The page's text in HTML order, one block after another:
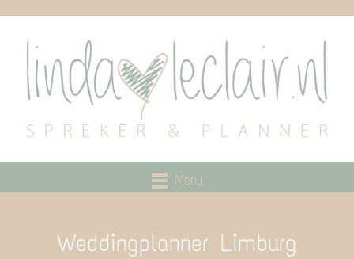
Menu
Weddingplanner Limburg